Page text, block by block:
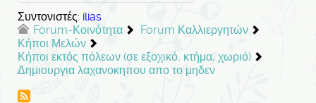
Συντονιστές: ilias
Forum-Κοινότητα
Forum Καλλιεργητών
Κήποι Μελών
Κήποι εκτός πόλεων (σε εξοχικό, κτήμα, χωριό)
Δημιουργια λαχανοκηπου απο το μηδεν